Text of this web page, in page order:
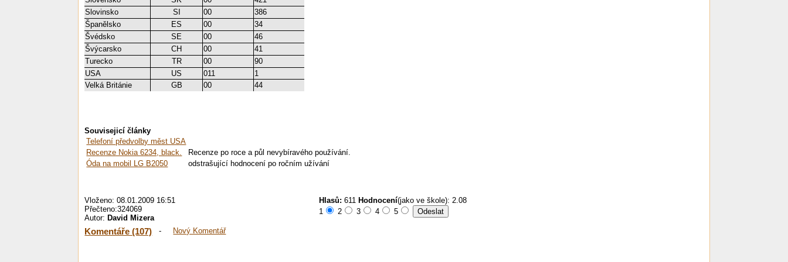
Slovinsko
SI 00
386
Španělsko
ES 00
34
Švédsko
SE 00
46
Švýcarsko
CH 00
41
Turecko
TR 00
90
USA
US 011
1
Velká Británie
GB 00 44
Souvisejicí články
Telefoní předvolby měst USA
Recenze Nokia 6234, black.
Recenze po roce a půl nevybíravého používání.
Óda na mobil LG B2050
odstrašující hodnocení po ročním užívání
Vloženo: 08.01.2009 16:51
Přečteno:324069
Autor: David Mizera
Hlasů:611 Hodnocení(jako ve škole): 2.08
1
2 3 4 5
Komentáře (107) - Nový Komentář